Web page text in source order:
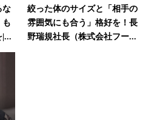
な
も
|...
絞った体のサイズと「相手の
雰囲気にも合う」格好を！長
野瑞規社長（株式会社フー...